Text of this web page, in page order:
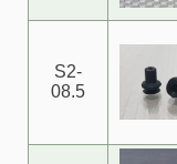
S2-
08.5